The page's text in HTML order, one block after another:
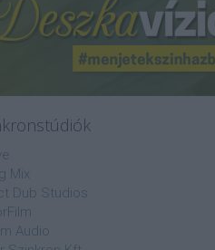
Mix
Dub Studios
Audio